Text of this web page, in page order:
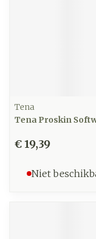
Tena
Tena Proskin
€ 19,39
Niet